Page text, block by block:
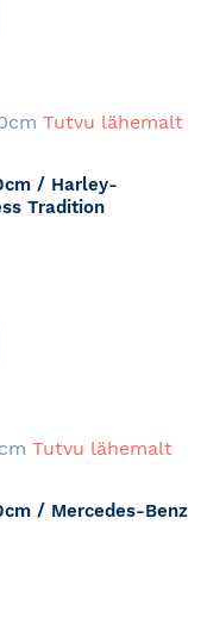
Tutvu lähemalt
/ Harley-
Tradition
Tutvu lähemalt
/ Mercedes-Benz